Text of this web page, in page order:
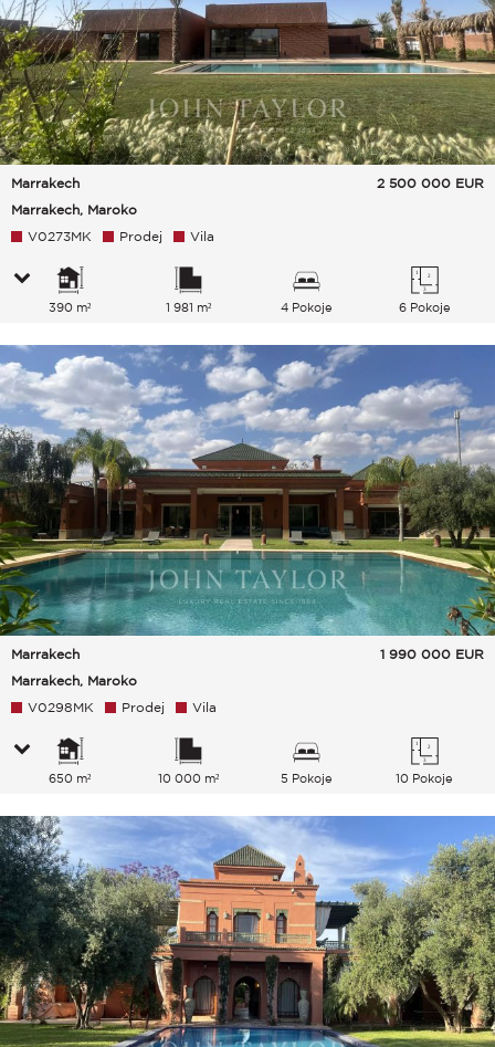
Marrakech
Marrakech, Maroko
2 500 000 EUR
V0273MK Prodej Vila
390 m² 1 981 m² 4 Pokoje 6 Pokoje
Marrakech
Marrakech, Maroko
1 990 000 EUR
V0298MK Prodej Vila
650 m² 10 000 m² 5 Pokoje 10 Pokoje